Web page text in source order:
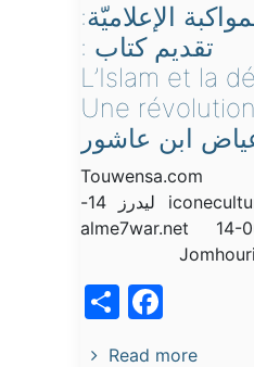
الإعلاميّة:
تقديم كتاب :
L’Islam et la
Une
ابن عاشور
iconeculture.net 15-06-2021 ليدرز 14-
06-2021 alme7war.net
Read more